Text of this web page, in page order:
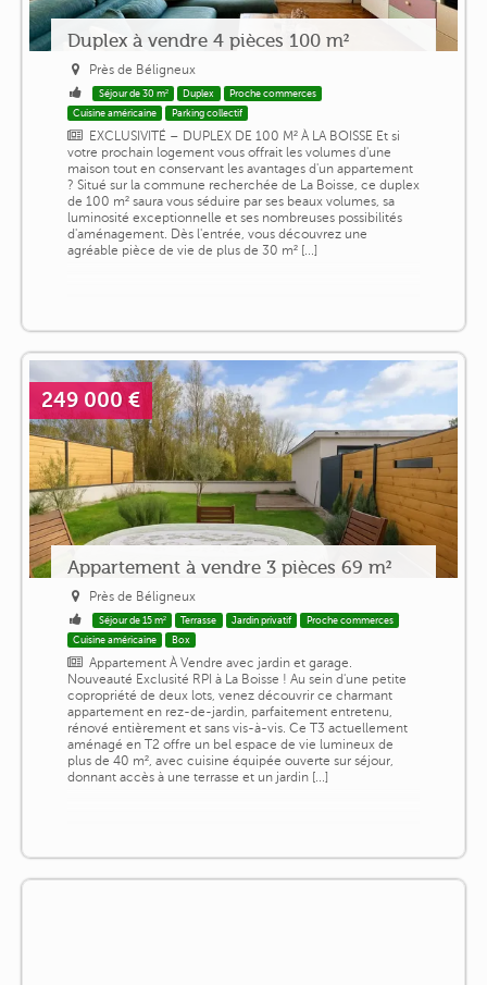
Duplex à vendre 4 pièces 100 m²
Près de Béligneux
Séjour de 30 m² Duplex
Proche commerces
Cuisine américaine
Parking collectif
EXCLUSIVITÉ – DUPLEX DE 100 M² À LA BOISSE Et si
votre prochain logement vous offrait les volumes d'une
maison tout en conservant les avantages d'un appartement
? Situé sur la commune recherchée de La Boisse, ce duplex
de 100 m² saura vous séduire par ses beaux volumes, sa
luminosité exceptionnelle et ses nombreuses possibilités
d'aménagement. Dès l'entrée, vous découvrez une
agréable pièce de vie de plus de 30 m² [...]
249 000 €
Appartement à vendre 3 pièces 69 m²
Près de Béligneux
Séjour de 15 m² Terrasse Jardin privatif
Proche commerces
Cuisine américaine
Box
Appartement À Vendre avec jardin et garage.
Nouveauté Exclusité ️RPI à La Boisse ! Au sein d'une petite
copropriété de deux lots, venez découvrir ce charmant
appartement en rez-de-jardin, parfaitement entretenu,
rénové entièrement et sans vis-à-vis. Ce T3 actuellement
aménagé en T2 offre un bel espace de vie lumineux de
plus de 40 m², avec cuisine équipée ouverte sur séjour,
donnant accès à une terrasse et un jardin [...]